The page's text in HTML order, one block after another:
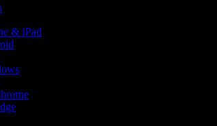
& iPad